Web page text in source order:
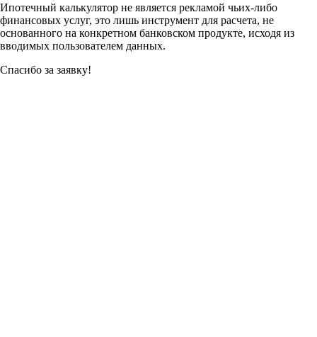
Ипотечный калькулятор не является рекламой чьих-либо
финансовых услуг, это лишь инструмент для расчета, не
основанного на конкретном банковском продукте, исходя из
вводимых пользователем данных.
Спасибо за заявку!